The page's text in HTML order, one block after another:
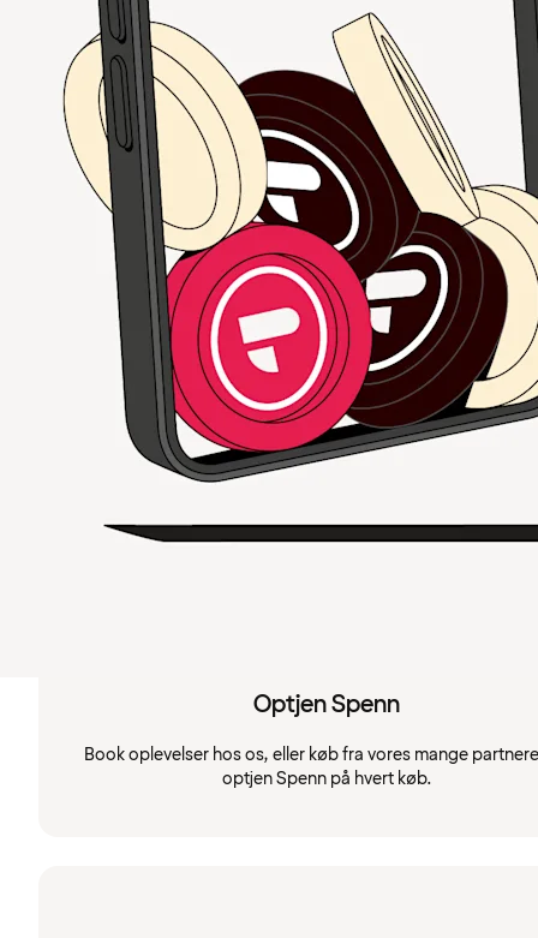
Optjen Spenn
Book oplevelser hos os, eller køb fra vores mange
optjen Spenn på hvert køb.